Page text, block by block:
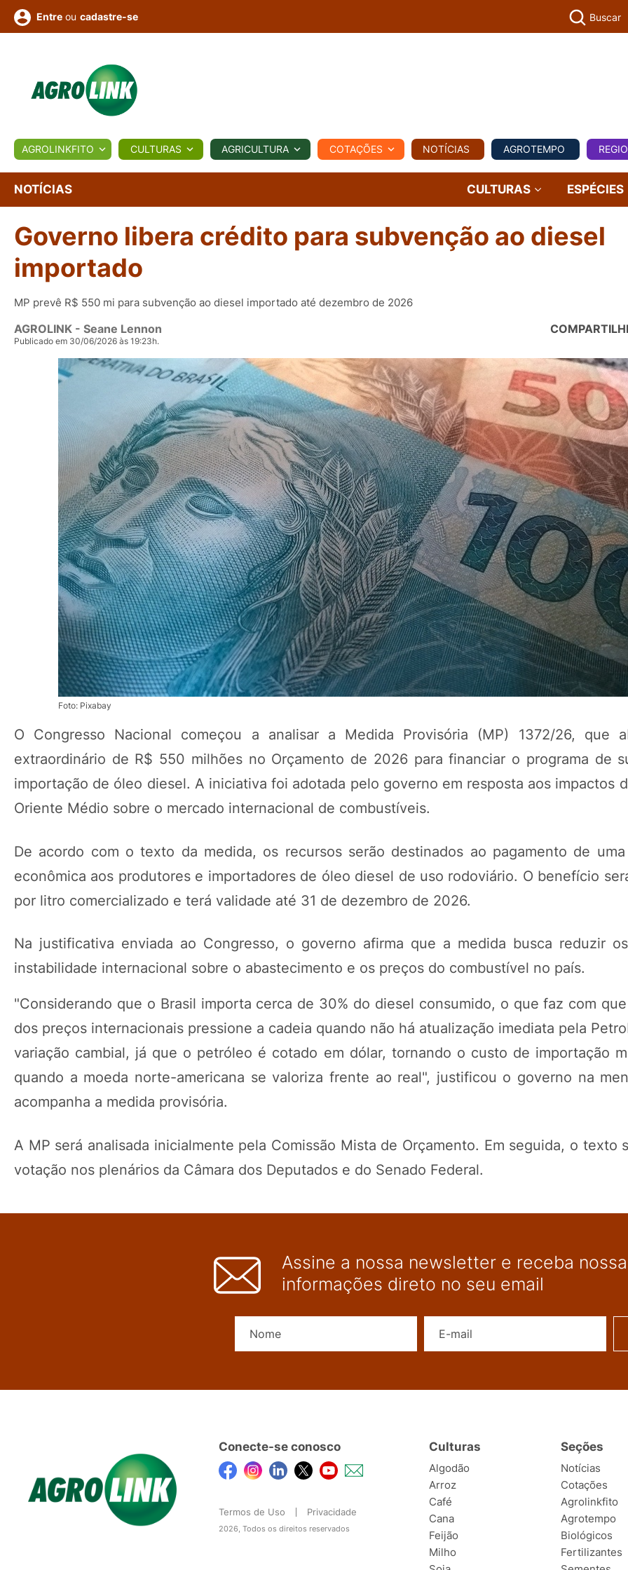
BIOLÓGICOS COTAÇÕES NOTÍCIAS AGROTEMPO REGIONAL COMERCIAL AGROVIAGENS
Conversor Colunistas Eventos
Fotos
e
Vídeos
Entre ou cadastre-se Buscar
AGROLINKFITO CULTURAS AGRICULTURA COTAÇÕES NOTÍCIAS AGROTEMPO
NOTÍCIAS CULTURAS ESPÉCIES
Governo libera crédito para subvenção ao diesel
importado
MP prevê R$ 550 mi para subvenção ao diesel importado até dezembro de 2026
AGROLINK - Seane Lennon
Publicado em 30/06/2026 às 19:23h.
Foto: Pixabay
O Congresso Nacional começou a analisar a Medida Provisória (MP) 1372/26, que
extraordinário de R$ 550 milhões no Orçamento de 2026 para financiar o programa de
importação de óleo diesel. A iniciativa foi adotada pelo governo em resposta aos impactos
Oriente Médio sobre o mercado internacional de combustíveis.
De acordo com o texto da medida, os recursos serão destinados ao pagamento de
econômica aos produtores e importadores de óleo diesel de uso rodoviário. O benefício
por litro comercializado e terá validade até 31 de dezembro de 2026.
Na justificativa enviada ao Congresso, o governo afirma que a medida busca reduzir
instabilidade internacional sobre o abastecimento e os preços do combustível no país.
"Considerando que o Brasil importa cerca de 30% do diesel consumido, o que faz com
dos preços internacionais pressione a cadeia quando não há atualização imediata pela
variação cambial, já que o petróleo é cotado em dólar, tornando o custo de importação
quando a moeda norte-americana se valoriza frente ao real", justificou o governo na
acompanha a medida provisória.
A MP será analisada inicialmente pela Comissão Mista de Orçamento. Em seguida, o texto
votação nos plenários da Câmara dos Deputados e do Senado Federal.
Assine a nossa newsletter e receba
informações direto no seu email
Conecte-se conosco
Termos de Uso Privacidade
2026, Todos os direitos reservados
Culturas
Algodão
Arroz
Café
Cana
Feijão
Milho
Seções
Notícias
Cotações
Agrolinkfito
Agrotempo
Biológicos
Fertilizantes